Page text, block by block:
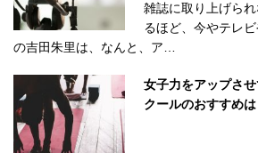
雑誌に取り上げら
るほど、今やテレ
の吉田朱里は、なんと、ア…
女子力をアップさ
クールのおすすめは